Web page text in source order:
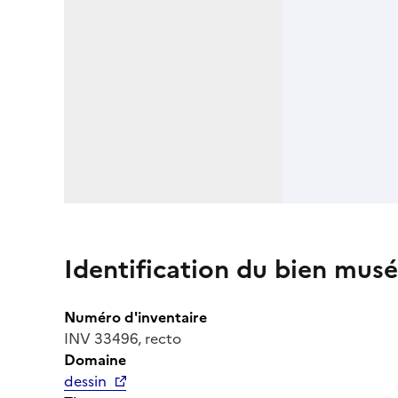
Identification du bien
Numéro d'inventaire
INV 33496, recto
Domaine
dessin